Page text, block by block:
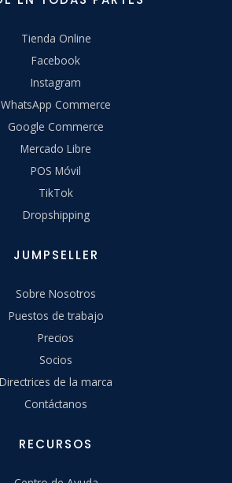
Tienda Online
Facebook
Instagram
WhatsApp Commerce
Google Commerce
Mercado Libre
POS Móvil
TikTok
Dropshipping
JUMPSELLER
Sobre Nosotros
Puestos de trabajo
Precios
Socios
Directrices de la marca
Contáctanos
RECURSOS